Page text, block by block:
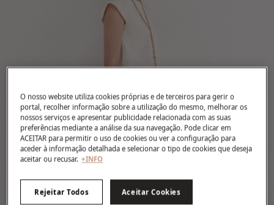
O nosso website utiliza cookies próprias e de terceiros para gerir o
portal, recolher informação sobre a utilização do mesmo, melhorar os
nossos serviços e apresentar publicidade relacionada com as suas
preferências mediante a análise da sua navegação. Pode clicar em
ACEITAR para permitir o uso de cookies ou ver a configuração para
aceder à informação detalhada e selecionar o tipo de cookies que deseja
aceitar ou recusar. +INFO
Rejeitar Todos Aceitar Cookies